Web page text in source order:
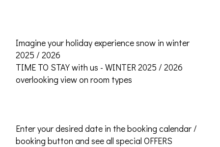
Imagine your holiday experience snow in winter
2025 / 2026
TIME TO STAY with us - WINTER 2025 / 2026
overlooking view on room types
Enter your desired date in the booking calendar /
booking button and see all special OFFERS